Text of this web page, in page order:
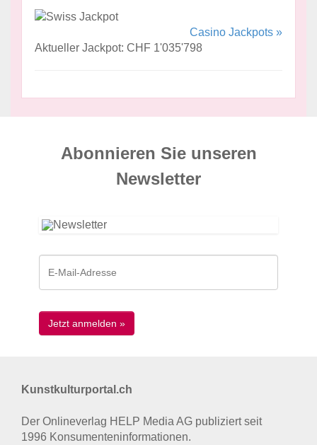
Casino Jackpots »
Aktueller Jackpot: CHF 1'035'798
Abonnieren Sie unseren
News­letter
Kunstkulturportal.ch
Der Onlineverlag HELP Media AG publiziert seit
1996 Konsumenten­informationen.